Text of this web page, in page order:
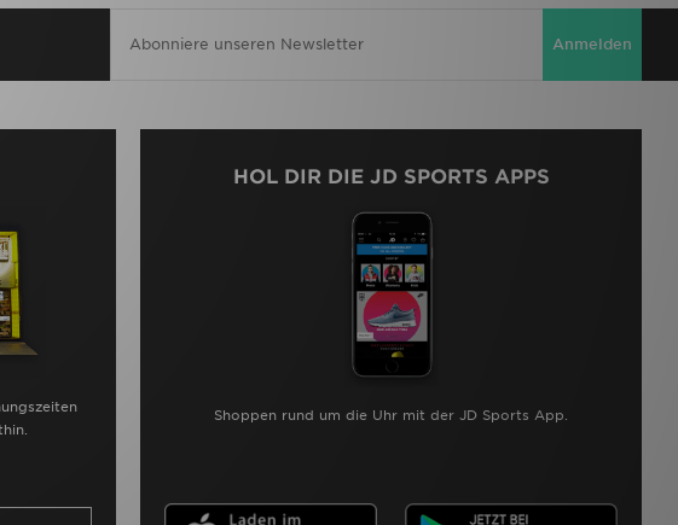
Anmelden
HOL DIR DIE JD SPORTS APPS
Shoppen rund um die Uhr mit der JD Sports App.